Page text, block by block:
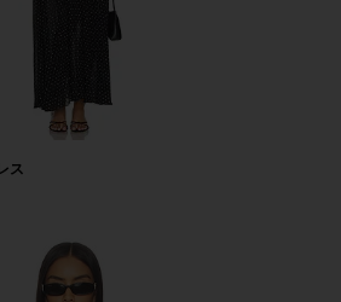
ス
HORIZON LONG SLEEVE トップ